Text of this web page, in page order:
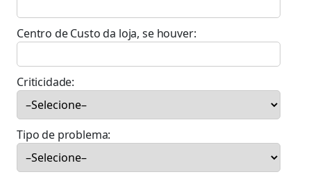
Centro de Custo da loja, se houver:
Criticidade:
Tipo de problema: